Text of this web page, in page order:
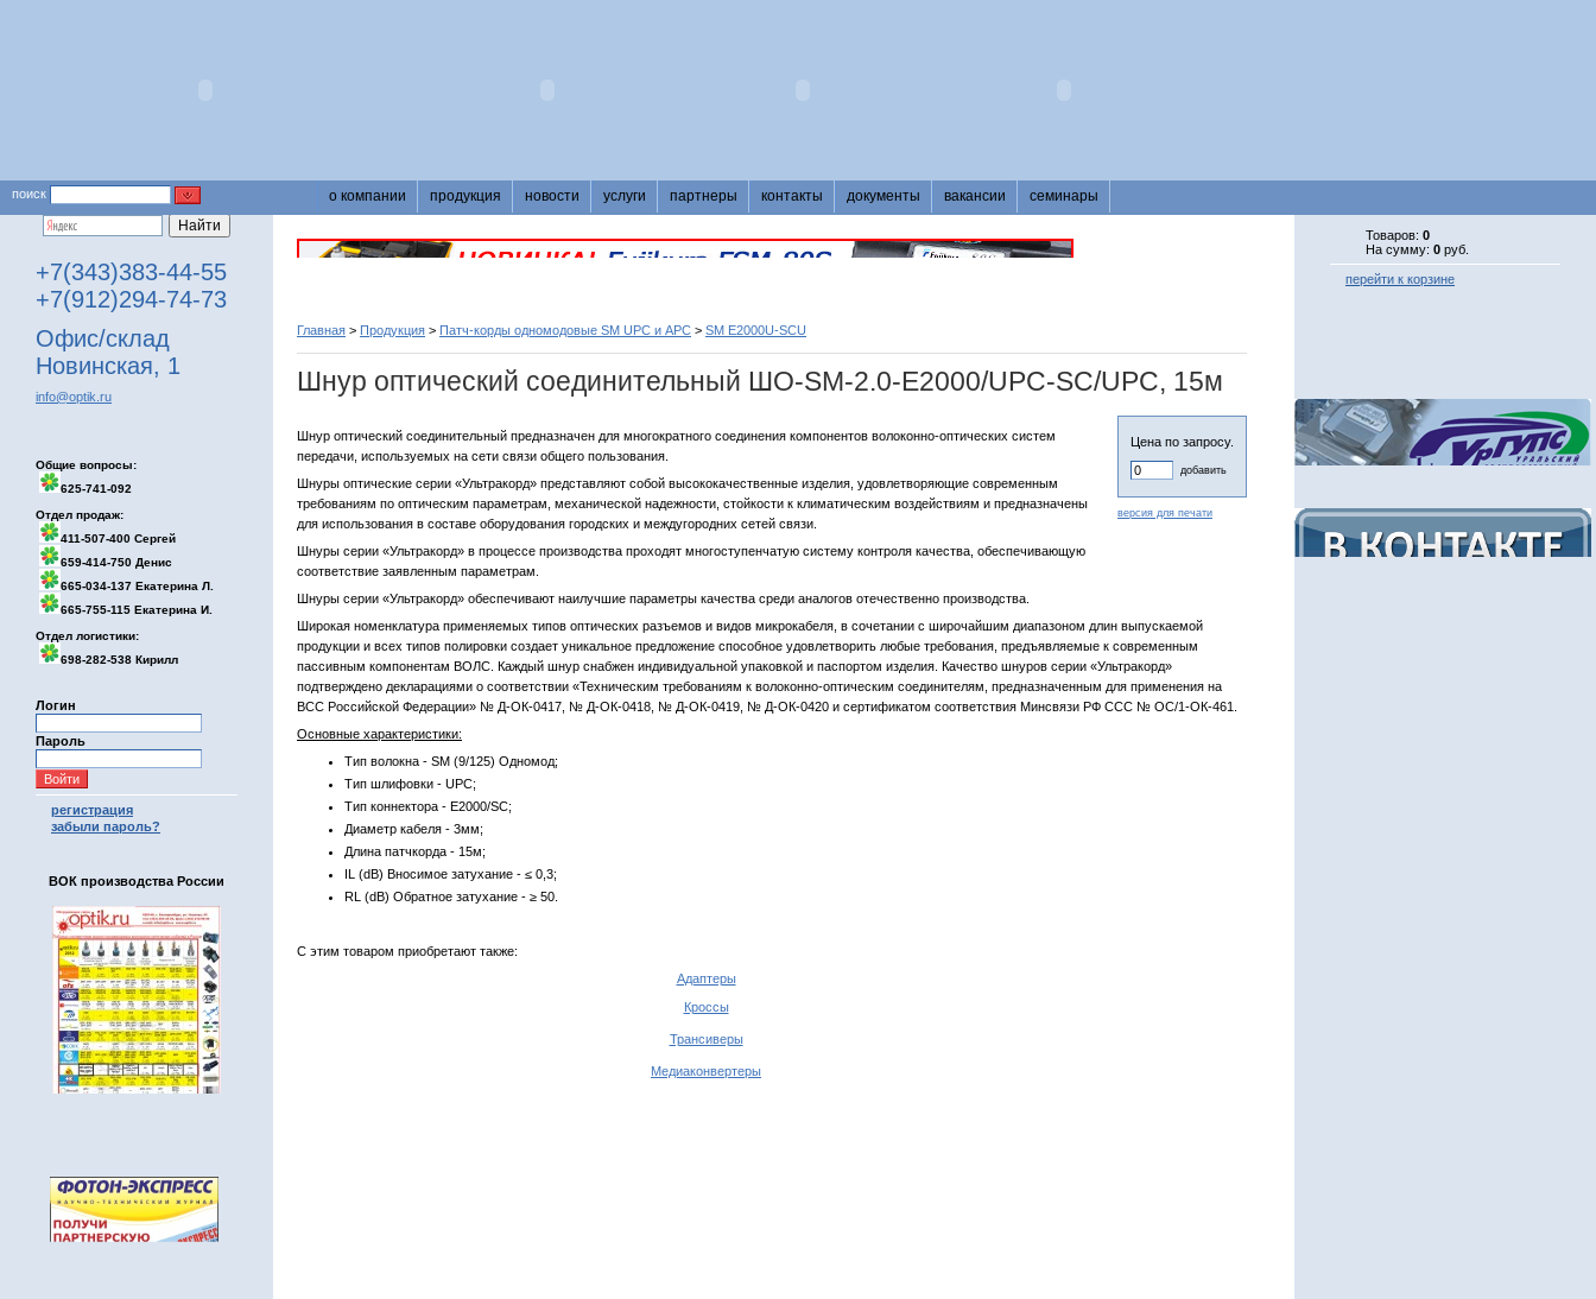
поиск о компании продукция новости услуги партнеры контакты документы вакансии семинары
+7(343)383-44-55
+7(912)294-74-73
Офис/склад
Новинская, 1
info@optik.ru
Общие вопросы:
625-741-092
Отдел продаж:
411-507-400 Сергей
659-414-750 Денис
665-034-137 Екатерина Л.
665-755-115 Екатерина И.
Отдел логистики:
698-282-538 Кирилл
Логин
Пароль
регистрация
забыли пароль?
ВОК производства России
Главная > Продукция > Патч-корды одномодовые SM UPC и APC > SM E2000U-SCU
Шнур оптический соединительный ШО-SM-2.0-E2000/UPC-SC/UPC, 15м
Цена по запросу.
добавить
версия для печати
Шнур оптический соединительный предназначен для многократного соединения компонентов волоконно-оптических систем
передачи, используемых на сети связи общего пользования.
Шнуры оптические серии «Ультракорд» представляют собой высококачественные изделия, удовлетворяющие современным
требованиям по оптическим параметрам, механической надежности, стойкости к климатическим воздействиям и предназначены
для использования в составе оборудования городских и междугородних сетей связи.
Шнуры серии «Ультракорд» в процессе производства проходят многоступенчатую систему контроля качества, обеспечивающую
соответствие заявленным параметрам.
Шнуры серии «Ультракорд» обеспечивают наилучшие параметры качества среди аналогов отечественно производства.
Широкая номенклатура применяемых типов оптических разъемов и видов микрокабеля, в сочетании с широчайшим диапазоном длин выпускаемой
продукции и всех типов полировки создает уникальное предложение способное удовлетворить любые требования, предъявляемые к современным
пассивным компонентам ВОЛС. Каждый шнур снабжен индивидуальной упаковкой и паспортом изделия. Качество шнуров серии «Ультракорд»
подтверждено декларациями о соответствии «Техническим требованиям к волоконно-оптическим соединителям, предназначенным для применения на
ВСС Российской Федерации» № Д-ОК-0417, № Д-ОК-0418, № Д-ОК-0419, № Д-ОК-0420 и сертификатом соответствия Минсвязи РФ ССС № ОС/1-ОК-461.
Основные характеристики:
Тип волокна - SM (9/125) Одномод;
Тип шлифовки - UPC;
Тип коннектора - E2000/SC;
Диаметр кабеля - 3мм;
Длина патчкорда - 15м;
IL (dB) Вносимое затухание - ≤ 0,3;
RL (dB) Обратное затухание - ≥ 50.
С этим товаром приобретают также:
Адаптеры
Кроссы
Трансиверы
Медиаконвертеры
Товаров: 0
На сумму: 0 руб.
перейти к корзине